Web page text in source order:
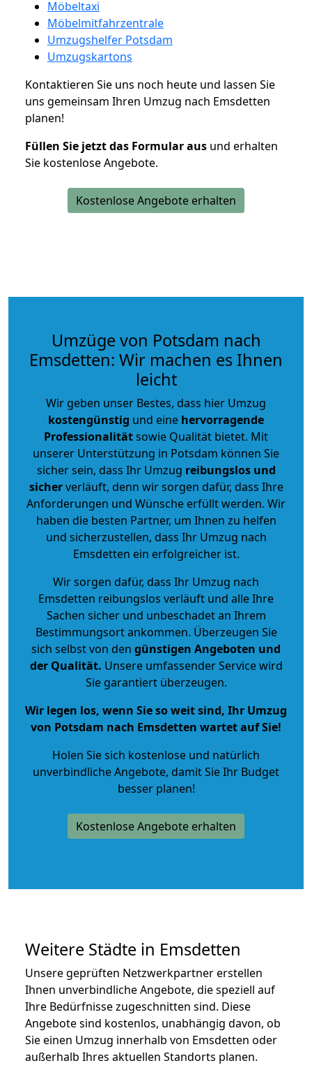
Möbeltaxi
Möbelmitfahrzentrale
Umzugshelfer Potsdam
Umzugskartons
Kontaktieren Sie uns noch heute und lassen Sie
uns gemeinsam Ihren Umzug nach Emsdetten
planen!
Füllen Sie jetzt das Formular aus und erhalten
Sie kostenlose Angebote.
Kostenlose Angebote erhalten
Umzüge von Potsdam nach
Emsdetten: Wir machen es Ihnen
leicht
Wir geben unser Bestes, dass hier Umzug
kostengünstig und eine hervorragende
Professionalitätsowie Qualität bietet. Mit
unserer Unterstützung in Potsdam können Sie
sicher sein, dass Ihr Umzug reibungslos und
sicherverläuft, denn wir sorgen dafür, dass Ihre
Anforderungen und Wünsche erfüllt werden. Wir
haben die besten Partner, um Ihnen zu helfen
und sicherzustellen, dass Ihr Umzug nach
Emsdetten ein erfolgreicher ist.
Wir sorgen dafür, dass Ihr Umzug nach
Emsdetten reibungslos verläuft und alle Ihre
Sachen sicher und unbeschadet an Ihrem
Bestimmungsort ankommen. Überzeugen Sie
sich selbst von den günstigen Angeboten und
der Qualität. Unsere umfassender Service wird
Sie garantiert überzeugen.
Wir legen los, wenn Sie so weit sind, Ihr Umzug
von Potsdam nach Emsdetten wartet auf Sie!
Holen Sie sich kostenlose und natürlich
unverbindliche Angebote, damit Sie Ihr Budget
besser planen!
Kostenlose Angebote erhalten
Weitere Städte in Emsdetten
Unsere geprüften Netzwerkpartner erstellen
Ihnen unverbindliche Angebote, die speziell auf
Ihre Bedürfnisse zugeschnitten sind. Diese
Angebote sind kostenlos, unabhängig davon, ob
Sie einen Umzug innerhalb von Emsdetten oder
außerhalb Ihres aktuellen Standorts planen.